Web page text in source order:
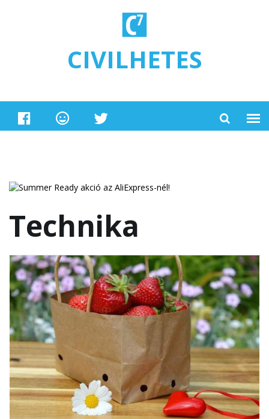
CIVILHETES
Technika